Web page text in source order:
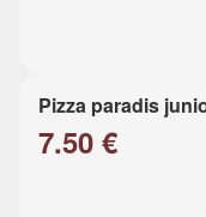
Pizza paradis
7.50 €